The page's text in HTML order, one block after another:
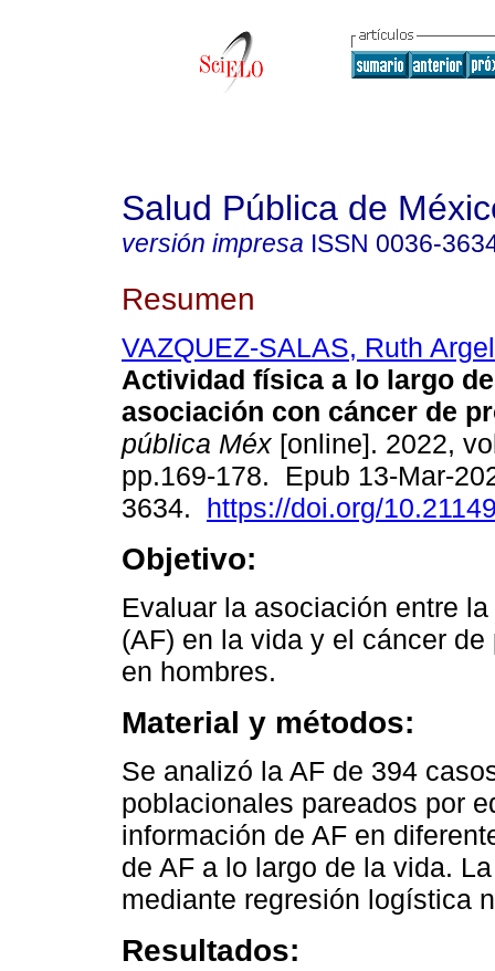
Salud Pública de
versión impresa ISSN 0036-
Resumen
VAZQUEZ-SALAS, Ruth
Actividad física a lo largo
asociación con cáncer de
pública Méx [online]. 2022,
pp.169-178. Epub 13-Mar-
3634. https://doi.org/
Objetivo:
Evaluar la asociación entre
(AF) en la vida y el cáncer de
en hombres.
Material y métodos:
Se analizó la AF de 394
poblacionales pareados por
información de AF en
de AF a lo largo de la vida.
mediante regresión logística
Resultados: